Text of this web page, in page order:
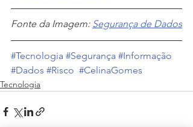
Fonte da Imagem: Segurança de Dados
#Tecnologia #Segurança #Informação
#Dados #Risco #CelinaGomes
Tecnologia